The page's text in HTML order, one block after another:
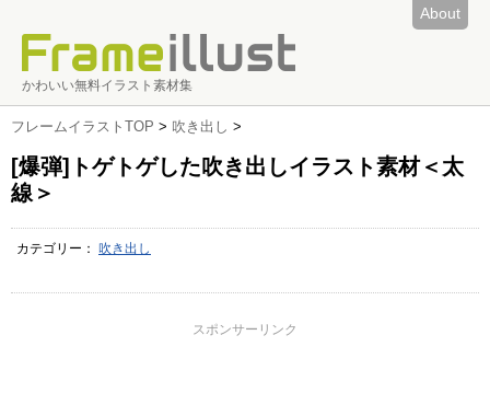
About
かわいい無料イラスト素材集
フレームイラストTOP > 吹き出し >
[爆弾]トゲトゲした吹き出しイラスト素材＜太
線＞
カテゴリー： 吹き出し
スポンサーリンク